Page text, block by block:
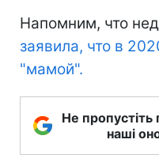
Напомним, что
заявила, что в
"мамой".
Не пропустіть
наші